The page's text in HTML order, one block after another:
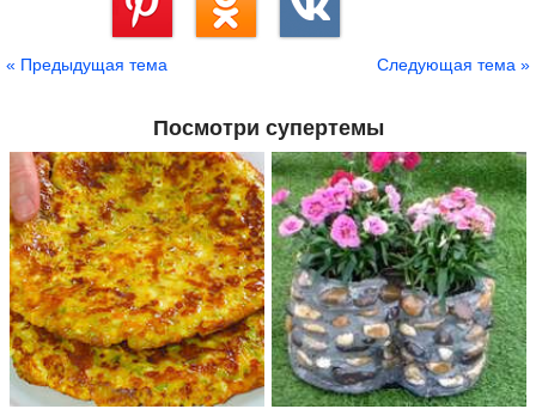
« Предыдущая тема Следующая тема »
Посмотри супертемы